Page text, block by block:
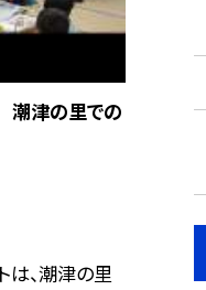
津の里での
は、潮津の里